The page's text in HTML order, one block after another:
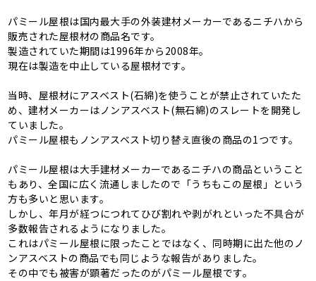
パミール屋根は国内最大手の外装建材メーカーであるニチハから
販売された屋根材の商品名です。
製造されていた期間は1996年から2008年。
現在は製造を中止している屋根材です。
当時、屋根材にアスベスト(石綿)を使うことが禁止されていたた
め、建材メーカーはノンアスベスト(無石綿)のスレートを開発し
ていました。
パミール屋根もノンアスベスト切り替え直後の商品の1つです。
パミール屋根は大手建材メーカーであるニチハの商品ということ
もあり、全国に広く流通しましたので「うちもこの屋根」という
方も多いと思います。
しかし、年月が経つにつれてひび割れや剥がれといった不具合が
多数報告されるようになりました。
これはパミール屋根に限ったことではなく、同時期に出た他のノ
ンアスベストの商品でも同じような報告がありました。
その中でも被害が顕著だったのがパミール屋根です。